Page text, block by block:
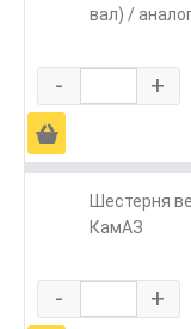
вал) /
- +
Ä
Шестерня
КамАЗ
- +